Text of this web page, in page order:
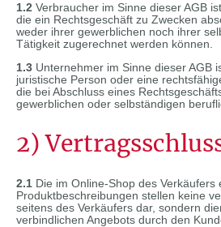
1.2 Verbraucher im Sinne dieser AGB
die ein Rechtsgeschäft zu Zwecken
weder ihrer gewerblichen noch ihrer
Tätigkeit zugerechnet werden können.
1.3 Unternehmer im Sinne dieser AGB
juristische Person oder eine
die bei Abschluss eines
gewerblichen oder selbständigen
2)
2.1 Die im Online-Shop des Verkäufers
Produktbeschreibungen stellen keine
seitens des Verkäufers dar, sondern
verbindlichen Angebots durch den